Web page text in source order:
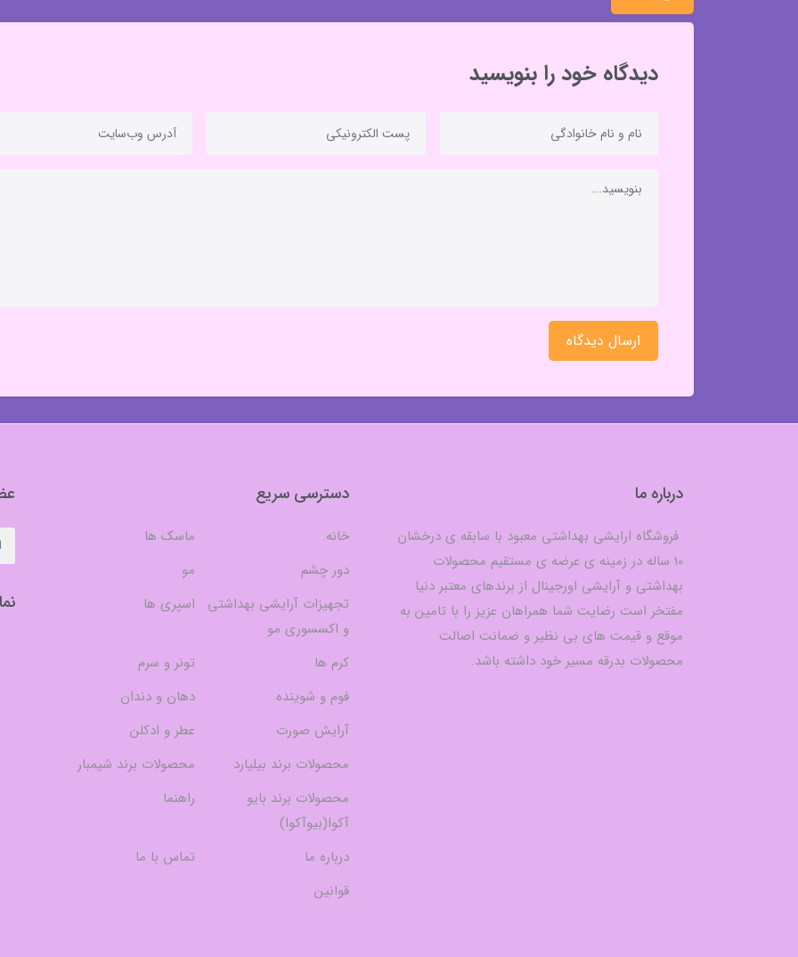
دیدگاه خود را بنویسید
ارسال دیدگاه
درباره ما
فروشگاه ارایشی بهداشتی معبود با سابقه ی درخشان
10 ساله در زمینه ی عرضه ی مستقیم محصولات
بهداشتی و آرایشی اورجینال از برندهای معتبر دنیا
مفتخر است رضایت شما همراهان عزیز را با تامین به
موقع و قیمت های بی نظیر و ضمانت اصالت
محصولات بدرقه مسیر خود داشته باشد.
دسترسی سریع
خانه
ماسک ها
دور چشم
مو
تجهیزات آرایشی بهداشتی
و اکسسوری مو
اسپری ها
کرم ها
تونر و سرم
فوم و شوینده
دهان و دندان
آرایش صورت
عطر و ادکلن
محصولات برند بیلیارد
محصولات برند شیمبار
محصولات برند بایو
آکوا(بیوآکوا)
راهنما
درباره ما
تماس با ما
قوانین